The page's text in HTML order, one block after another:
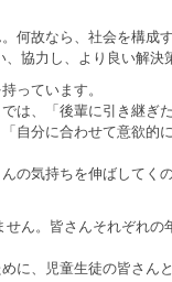
なら、社会を構成
力し、より良い解決
っています。
、「後輩に引き継
分に合わせて意欲
気持ちを伸ばして
。皆さんそれぞれ
、児童生徒の皆さん